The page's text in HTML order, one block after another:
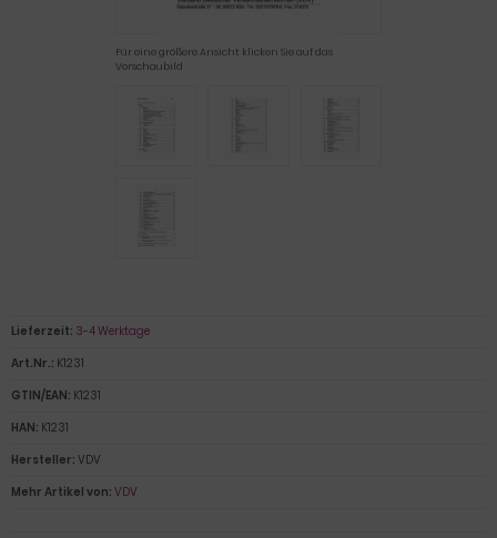
Für eine größere Ansicht klicken Sie auf das
Vorschaubild
Lieferzeit: 3-4 Werktage
Art.Nr.: K1231
GTIN/EAN: K1231
HAN: K1231
Hersteller: VDV
Mehr Artikel von: VDV